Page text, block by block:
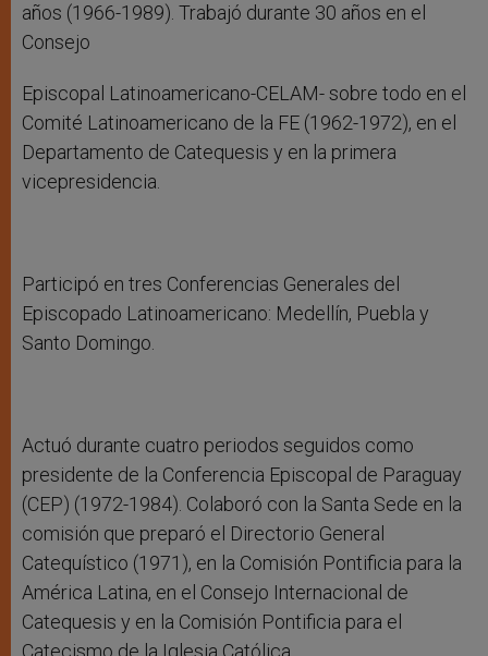
años (1966-1989). Trabajó durante 30 años en el
Consejo
Episcopal Latinoamericano-CELAM- sobre todo en el
Comité Latinoamericano de la FE (1962-1972), en el
Departamento de Catequesis y en la primera
vicepresidencia.
Participó en tres Conferencias Generales del
Episcopado Latinoamericano: Medellín, Puebla y
Santo Domingo.
Actuó durante cuatro periodos seguidos como
presidente de la Conferencia Episcopal de Paraguay
(CEP) (1972-1984). Colaboró con la Santa Sede en la
comisión que preparó el Directorio General
Catequístico (1971), en la Comisión Pontificia para la
América Latina, en el Consejo Internacional de
Catequesis y en la Comisión Pontificia para el
Catecismo de la Iglesia Católica.